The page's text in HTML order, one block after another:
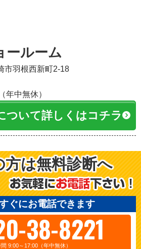
ールーム
市羽根西新町2-18
年中無休）
ついて詳しくはコチラ
方は無料診断へ
ぐにお電話できます
38-8221
9:00～17:00（年中無休）